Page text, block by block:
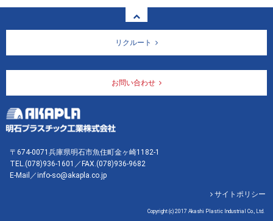
リクルート
お問い合わせ
〒674-0071兵庫県明石市魚住町金ヶ崎1182-1
TEL.(078)936-1601 ／FAX.(078)936-9682
E-Mail／info-so@akapla.co.jp
サイトポリシー
Copyright (c) 2017 Akashi Plastic Industrial Co., Ltd.